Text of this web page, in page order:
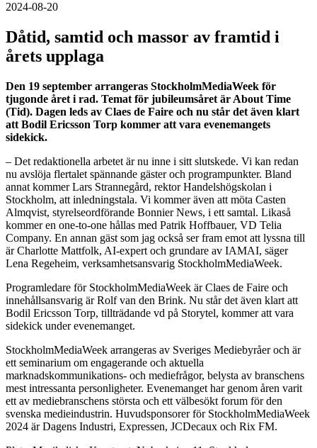
2024-08-20
Dåtid, samtid och massor av framtid i
årets upplaga
Den 19 september arrangeras StockholmMediaWeek för
tjugonde året i rad. Temat för jubileumsåret är About Time
(Tid). Dagen leds av Claes de Faire och nu står det även klart
att Bodil Ericsson Torp kommer att vara evenemangets
sidekick.
– Det redaktionella arbetet är nu inne i sitt slutskede. Vi kan redan
nu avslöja flertalet spännande gäster och programpunkter. Bland
annat kommer Lars Strannegård, rektor Handelshögskolan i
Stockholm, att inledningstala. Vi kommer även att möta Casten
Almqvist, styrelseordförande Bonnier News, i ett samtal. Likaså
kommer en one-to-one hållas med Patrik Hoffbauer, VD Telia
Company. En annan gäst som jag också ser fram emot att lyssna till
är Charlotte Mattfolk, AI-expert och grundare av IAMAI, säger
Lena Regeheim, verksamhetsansvarig StockholmMediaWeek.
Programledare för StockholmMediaWeek är Claes de Faire och
innehållsansvarig är Rolf van den Brink. Nu står det även klart att
Bodil Ericsson Torp, tillträdande vd på Storytel, kommer att vara
sidekick under evenemanget.
StockholmMediaWeek arrangeras av Sveriges Mediebyråer och är
ett seminarium om engagerande och aktuella
marknadskommunikations- och mediefrågor, belysta av branschens
mest intressanta personligheter. Evenemanget har genom åren varit
ett av mediebranschens största och ett välbesökt forum för den
svenska medieindustrin. Huvudsponsorer för StockholmMediaWeek
2024 är Dagens Industri, Expressen, JCDecaux och Rix FM.